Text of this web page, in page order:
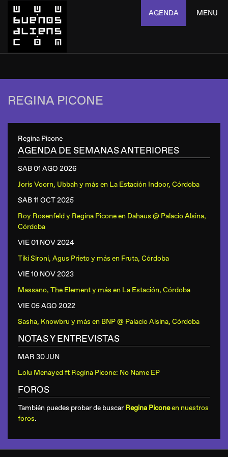
AGENDA MENU
REGINA PICONE
Regina Picone
AGENDA DE SEMANAS ANTERIORES
SAB 01 AGO 2026
Joris Voorn, Ubbah y más en La Estación Indoor, Córdoba
SAB 11 OCT2025
Roy Rosenfeld y Regina Piconeen Dahaus @ Palacio Alsina,
Córdoba
VIE 01 NOV2024
Tiki Sironi, Agus Prieto y más en Fruta, Córdoba
VIE 10 NOV2023
Massano, The Element y más en La Estación, Córdoba
VIE 05 AGO 2022
Sasha, Knowbru y más en BNP @ Palacio Alsina, Córdoba
NOTAS Y ENTREVISTAS
MAR 30 JUN
Lolu Menayed ft Regina Picone: No Name EP
FOROS
También puedes probar de buscar Regina Piconeen nuestros
foros.